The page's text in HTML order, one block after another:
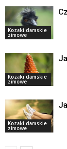
Kozaki damskie
zimowe
Kozaki damskie
zimowe
Kozaki damskie
zimowe